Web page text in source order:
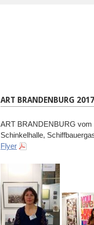
ART BRANDENBURG 2017
ART BRANDENBURG vom
Schinkelhalle,
Flyer